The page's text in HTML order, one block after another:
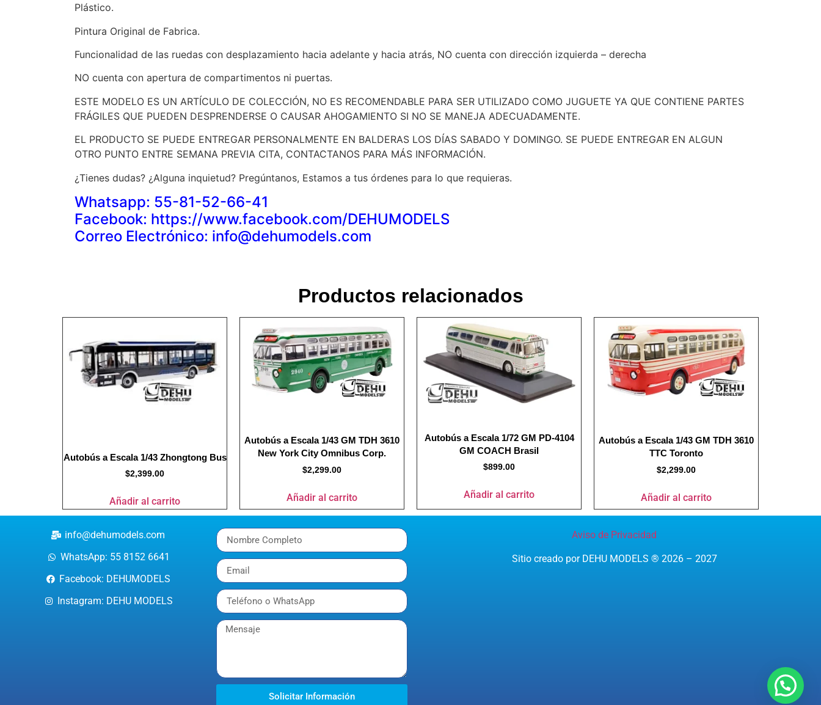
Plástico.
Pintura Original de Fabrica.
Funcionalidad de las ruedas con desplazamiento hacia adelante y hacia atrás, NO cuenta con dirección izquierda – derecha
NO cuenta con apertura de compartimentos ni puertas.
ESTE MODELO ES UN ARTÍCULO DE COLECCIÓN, NO ES RECOMENDABLE PARA SER UTILIZADO COMO JUGUETE YA QUE CONTIENE PARTES
FRÁGILES QUE PUEDEN DESPRENDERSE O CAUSAR AHOGAMIENTO SI NO SE MANEJA ADECUADAMENTE.
EL PRODUCTO SE PUEDE ENTREGAR PERSONALMENTE EN BALDERAS LOS DÍAS SABADO Y DOMINGO. SE PUEDE ENTREGAR EN ALGUN
OTRO PUNTO ENTRE SEMANA PREVIA CITA, CONTACTANOS PARA MÁS INFORMACIÓN.
¿Tienes dudas? ¿Alguna inquietud? Pregúntanos, Estamos a tus órdenes para lo que requieras.
Whatsapp: 55-81-52-66-41
Facebook: https://www.facebook.com/DEHUMODELS
Correo Electrónico: info@dehumodels.com
Productos relacionados
Autobús a Escala 1/43 Zhongtong Bus
$2,399.00
Añadir al carrito
Autobús a Escala 1/43 GM TDH 3610
New York City Omnibus Corp.
$2,299.00
Añadir al carrito
Autobús a Escala 1/72 GM PD-4104
GM COACH Brasil
$899.00
Añadir al carrito
Autobús a Escala 1/43 GM TDH 3610
TTC Toronto
$2,299.00
Añadir al carrito
info@dehumodels.com
WhatsApp: 55 8152 6641
Facebook: DEHUMODELS
Instagram: DEHU MODELS
Solicitar Información
Aviso de Privacidad
Sitio creado por DEHU MODELS ® 2026 – 2027